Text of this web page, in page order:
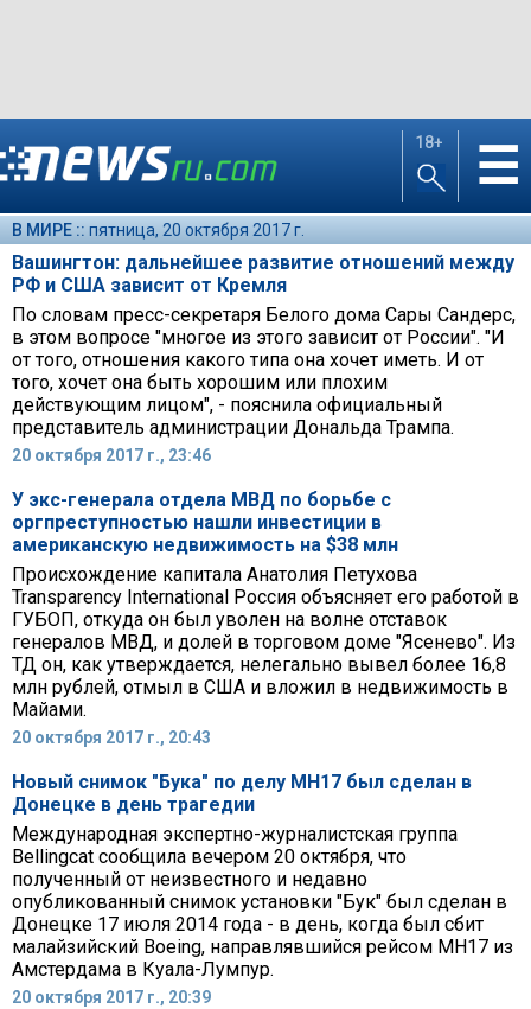
18+ ☰
В МИРЕ :: пятница, 20 октября 2017 г.
Вашингтон: дальнейшее развитие отношений между
РФ и США зависит от Кремля
По словам пресс-секретаря Белого дома Сары Сандерс,
в этом вопросе "многое из этого зависит от России". "И
от того, отношения какого типа она хочет иметь. И от
того, хочет она быть хорошим или плохим
действующим лицом", - пояснила официальный
представитель администрации Дональда Трампа.
20 октября 2017 г., 23:46
У экс-генерала отдела МВД по борьбе с
оргпреступностью нашли инвестиции в
американскую недвижимость на $38 млн
Происхождение капитала Анатолия Петухова
Transparency International Россия объясняет его работой в
ГУБОП, откуда он был уволен на волне отставок
генералов МВД, и долей в торговом доме "Ясенево". Из
ТД он, как утверждается, нелегально вывел более 16,8
млн рублей, отмыл в США и вложил в недвижимость в
Майами.
20 октября 2017 г., 20:43
Новый снимок "Бука" по делу MH17 был сделан в
Донецке в день трагедии
Международная экспертно-журналистская группа
Bellingcat сообщила вечером 20 октября, что
полученный от неизвестного и недавно
опубликованный снимок установки "Бук" был сделан в
Донецке 17 июля 2014 года - в день, когда был сбит
малайзийский Boeing, направлявшийся рейсом MH17 из
Амстердама в Куала-Лумпур.
20 октября 2017 г., 20:39